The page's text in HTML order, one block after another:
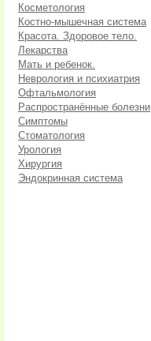
Косметология
Костно-мышечная система
Красота. Здоровое тело.
Лекарства
Мать и ребенок.
Неврология и психиатрия
Офтальмология
Распространённые болезни
Симптомы
Стоматология
Урология
Хирургия
Эндокринная система